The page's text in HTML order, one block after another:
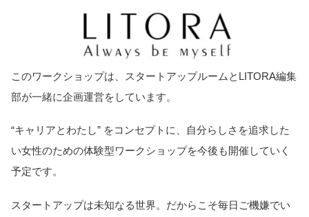
このワークショップは、スタートアップルームとLITORA編集
部が一緒に企画運営をしています。
“キャリアとわたし” をコンセプトに、自分らしさを追求した
い女性のための体験型ワークショップを今後も開催していく
予定です。
スタートアップは未知なる世界。だからこそ毎日ご機嫌でい